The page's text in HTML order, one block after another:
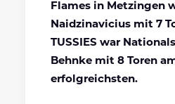
Flames in Metzingen
Naidzinavicius mit 7
TUSSIES war
Behnke mit 8 Toren
erfolgreichsten.